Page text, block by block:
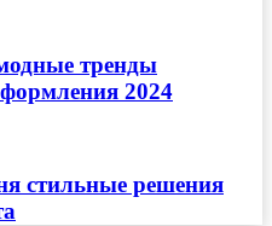
тренды
2024
стильные решения